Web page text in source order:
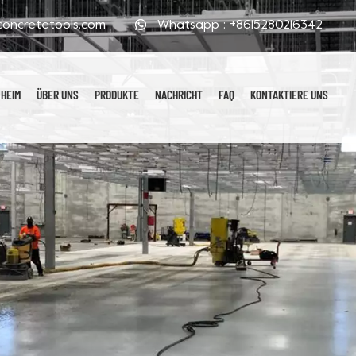
Whatsapp :+8615280216342
HEIM ÜBER UNS PRODUKTE NACHRICHT FAQ KONTAKTIERE UNS